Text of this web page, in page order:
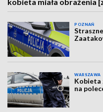
POZNAŃ
WARSZAWA
Kobieta
na